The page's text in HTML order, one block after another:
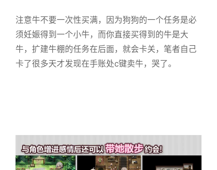
注意牛不要一次性买满，因为狗狗的一个任务是必
须妊娠得到一个小牛，而你直接买得到的牛是大
牛，扩建牛棚的任务在后面，就会卡关，笔者自己
卡了很多天才发现在手账处c键卖牛，哭了。